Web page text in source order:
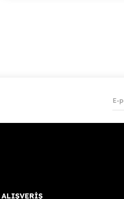
ALIŞVERİŞ